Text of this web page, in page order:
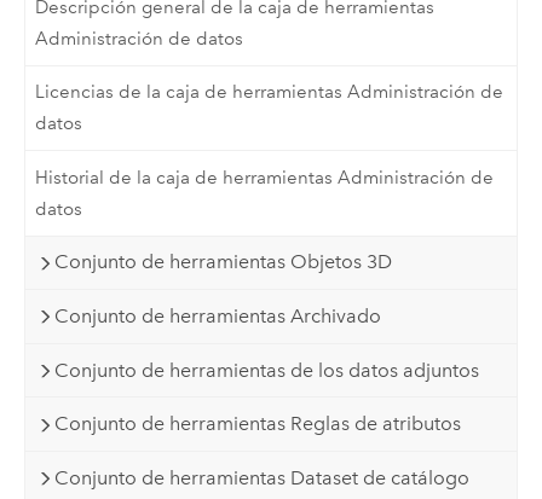
Descripción general de la caja de herramientas
Administración de datos
Licencias de la caja de herramientas Administración de
datos
Historial de la caja de herramientas Administración de
datos
Conjunto de herramientas Objetos 3D
Conjunto de herramientas Archivado
Conjunto de herramientas de los datos adjuntos
Conjunto de herramientas Reglas de atributos
Conjunto de herramientas Dataset de catálogo